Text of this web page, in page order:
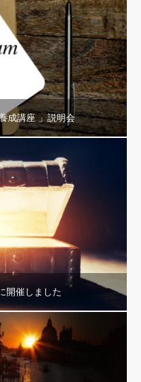
成講座 」説明会
開催しました